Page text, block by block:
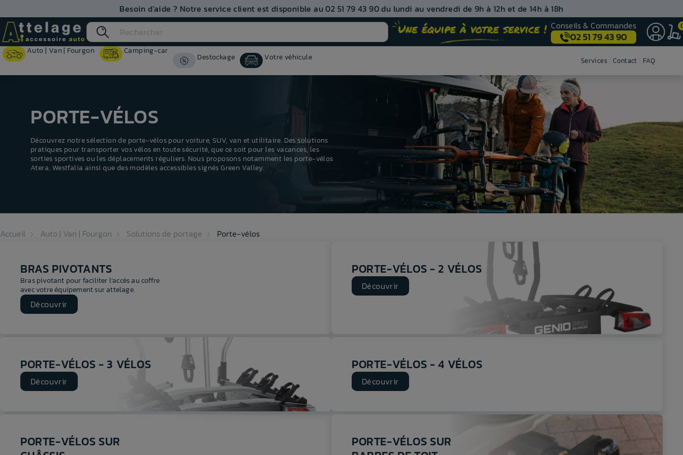
Besoin d'aide ? Notre service client est disponible au 02 51 79 43 90 du lundi au vendredi de 9h à 12h et de 14h à 18h
Conseils & Commandes
02 51 79 43 90
Auto | Van | Fourgon Camping-car
Destockage Votre véhicule ServicesNos centres de
Contact FAQ
PORTE-VÉLOS
Découvrez notre sélection de porte-vélos pour voiture, SUV, van et utilitaire. Des solutions
pratiques pour transporter vos vélos en toute sécurité, que ce soit pour les vacances, les
sorties sportives ou les déplacements réguliers. Nous proposons notamment les porte-vélos
Atera, Westfalia ainsi que des modèles accessibles signésGreen Valley.
Accueil Auto | Van | Fourgon Solutions de portage Porte-vélos
BRAS PIVOTANTS
Bras pivotant pour faciliter l’accès au coffre
avec votre équipement sur attelage.
Découvrir
PORTE-VÉLOS - 2 VÉLOS
Découvrir
PORTE-VÉLOS - 3 VÉLOS
Découvrir
PORTE-VÉLOS - 4 VÉLOS
Découvrir
PORTE-VÉLOS SUR
PORTE-VÉLOS SUR